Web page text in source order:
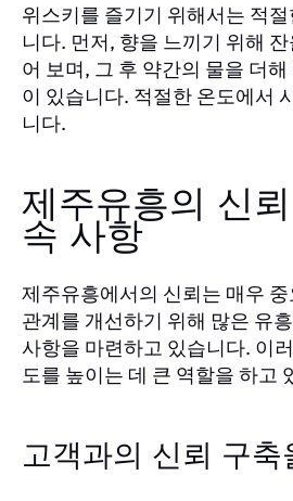
위스키를 즐기기 위해서는 적
니다. 먼저, 향을 느끼기 위해
어 보며, 그 후 약간의 물을 더
이 있습니다. 적절한 온도에서
니다.
제주유흥의 신
속 사항
제주유흥에서의 신뢰는 매우
관계를 개선하기 위해 많은 유
사항을 마련하고 있습니다. 이
도를 높이는 데 큰 역할을 하고
고객과의 신뢰 구축